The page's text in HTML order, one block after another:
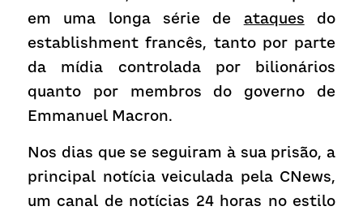
em uma longa série de ataques do
establishment francês, tanto por parte
da mídia controlada por bilionários
quanto por membros do governo de
Emmanuel Macron.
Nos dias que se seguiram à sua prisão, a
principal notícia veiculada pela CNews,
um canal de notícias 24 horas no estilo